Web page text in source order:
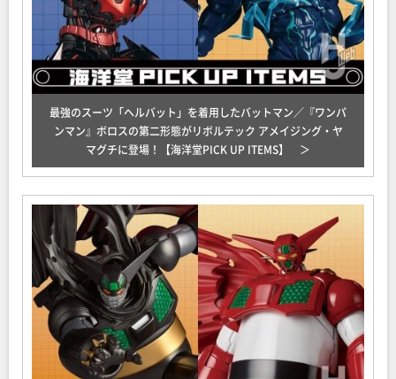
最強のスーツ「ヘルバット」を着用したバットマン／『ワンパ
ンマン』ボロスの第二形態がリボルテック アメイジング・ヤ
マグチに登場！【海洋堂PICK UP ITEMS】